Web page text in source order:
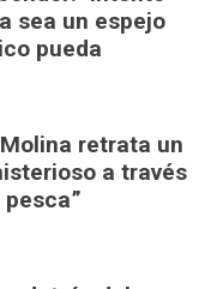
sea un espejo
pueda
retrata un
a través
pesca”